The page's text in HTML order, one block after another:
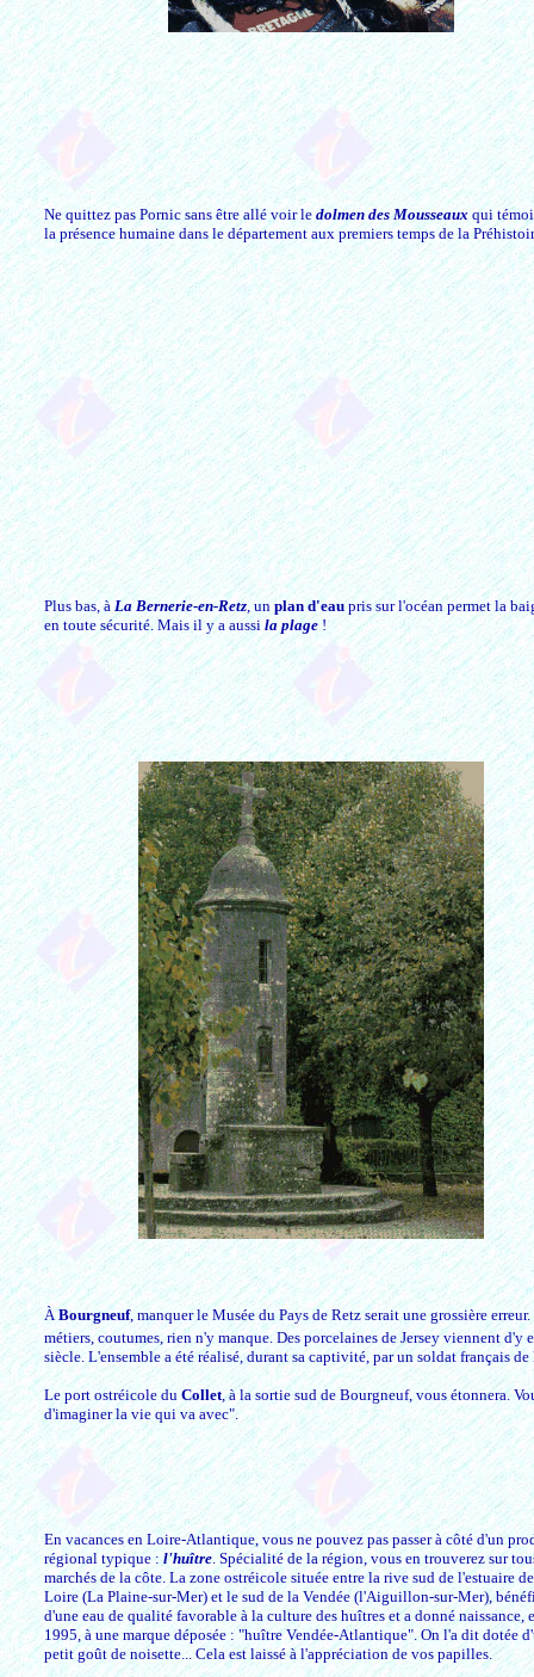
Ne quittez pas Pornic sans être allé voir le dolmen des Mousseaux qui
la présence humaine dans le département aux premiers temps de la
Plus bas, à La Bernerie-en-Retz, un plan d'eaupris sur l'océan permet la
en toute sécurité. Mais il y a aussi la plage!
ÀBourgneuf, manquer le Musée du Pays de Retz serait une grossière
métiers, coutumes, rien n'y manque. Des porcelaines de Jersey viennent
siècle. L'ensemble a été réalisé, durant sa captivité, par un soldat français
Le port ostréicole du Collet, à la sortie sud de Bourgneuf, vous étonnera.
d'imaginer la vie qui va avec".
En vacances en Loire-Atlantique, vous ne pouvez pas passer à côté d'un
régional typique : l'huître. Spécialité de la région, vous en trouverez sur
marchés de la côte. La zone ostréicole située entre la rive sud de l'estuaire
Loire (La Plaine-sur-Mer) et le sud de la Vendée (l'Aiguillon-sur-Mer),
d'une eau de qualité favorable à la culture des huîtres et a donné naissance,
1995, à une marque déposée : "huître Vendée-Atlantique". On l'a dit dotée
petit goût de noisette... Cela est laissé à l'appréciation de vos papilles.